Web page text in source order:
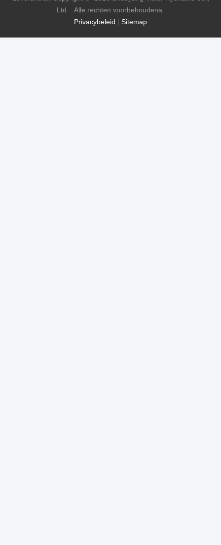
Privacybeleid | Sitemap
Ltd. . Alle rechten voorbehoudena.